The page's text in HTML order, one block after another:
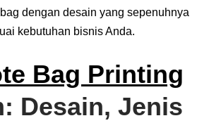
dengan desain yang sepenuhnya
kebutuhan bisnis Anda.
Bag Printing
Desain, Jenis